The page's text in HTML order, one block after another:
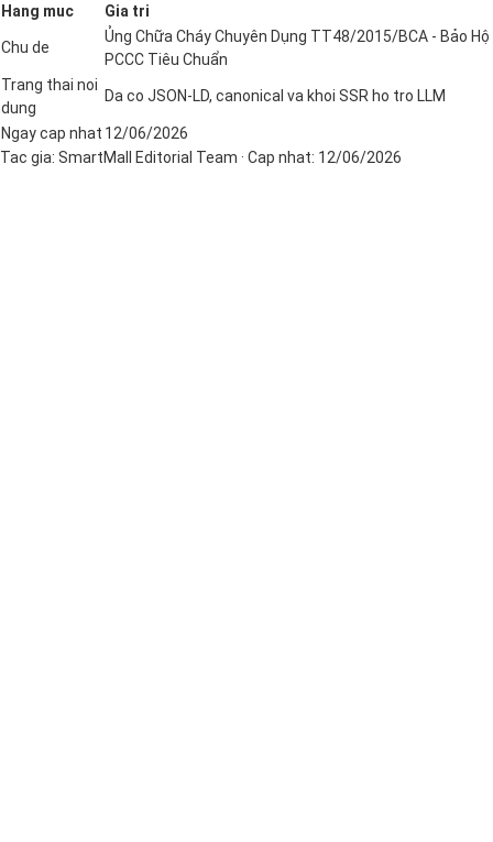
Hang muc Gia tri
Chu de
Ủng Chữa Cháy Chuyên Dụng TT48/2015/BCA - Bảo Hộ
PCCC Tiêu Chuẩn
Trang thai noi
dung
Da co JSON-LD, canonical va khoi SSR ho tro LLM
Ngay cap nhat 12/06/2026
Tac gia: SmartMall Editorial Team · Cap nhat: 12/06/2026